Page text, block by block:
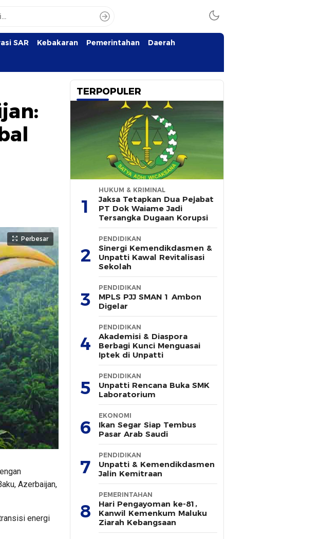
SAR Kebakaran Pemerintahan Daerah
Perbesar
Azerbaijan,
energi
TERPOPULER
1
HUKUM & KRIMINAL
Jaksa Tetapkan Dua Pejabat
PT Dok Waiame Jadi
Tersangka Dugaan Korupsi
2
PENDIDIKAN
Sinergi Kemendikdasmen &
Unpatti Kawal Revitalisasi
Sekolah
3
PENDIDIKAN
MPLS PJJ SMAN 1 Ambon
Digelar
4
PENDIDIKAN
Akademisi & Diaspora
Berbagi Kunci Menguasai
Iptek di Unpatti
5
PENDIDIKAN
Unpatti Rencana Buka SMK
Laboratorium
6
EKONOMI
Ikan Segar Siap Tembus
Pasar Arab Saudi
7
PENDIDIKAN
Unpatti & Kemendikdasmen
Jalin Kemitraan
8
PEMERINTAHAN
Hari Pengayoman ke-81,
Kanwil Kemenkum Maluku
Ziarah Kebangsaan